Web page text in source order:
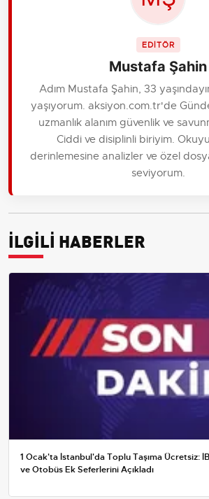
EDİTÖR
Mustafa Şahin
Adım Mustafa Şahin, 33
yaşıyorum. aksiyon.com.tr'de
uzmanlık alanım güvenlik ve
Ciddi ve disiplinli biriyim.
derinlemesine analizler ve özel
seviyorum.
İLGİLİ HABERLER
1 Ocak'ta İstanbul'da Toplu Taşıma Ücretsiz:
ve Otobüs Ek Seferlerini Açıkladı